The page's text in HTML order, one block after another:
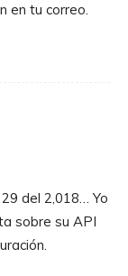
en tu correo.
del 2,018… Yo
sobre su API